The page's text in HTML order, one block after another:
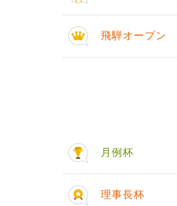
飛騨オープン
月例杯
理事長杯